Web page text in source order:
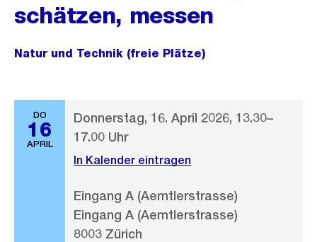
schätzen, messen
Natur und Technik (freie Plätze)
DO
16
APRIL
Donnerstag, 16. April 2026, 13.30–
17.00 Uhr
In Kalender eintragen
Eingang A (Aemtlerstrasse)
Eingang A (Aemtlerstrasse)
8003 Zürich